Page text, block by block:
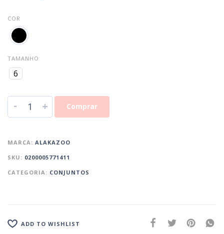
COR
TAMANHO
6
- + Comprar
MARCA: ALAKAZOO
SKU: 0200005771411
CATEGORIA: CONJUNTOS
ADD TO WISHLIST